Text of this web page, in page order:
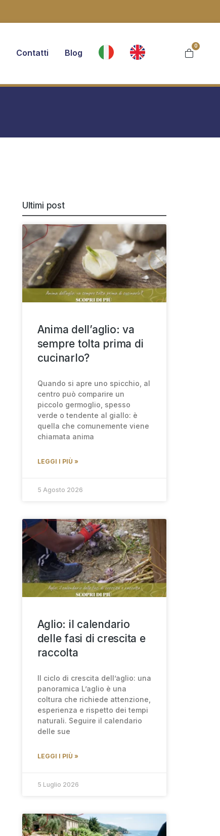
Contatti Blog
0
Ultimi post
Anima dell’aglio: va
sempre tolta prima di
cucinarlo?
Quando si apre uno spicchio, al
centro può comparire un
piccolo germoglio, spesso
verde o tendente al giallo: è
quella che comunemente viene
chiamata anima
LEGGI I PIÙ »
5 Agosto 2026
Aglio: il calendario
delle fasi di crescita e
raccolta
Il ciclo di crescita dell’aglio: una
panoramica L’aglio è una
coltura che richiede attenzione,
esperienza e rispetto dei tempi
naturali. Seguire il calendario
delle sue
LEGGI I PIÙ »
5 Luglio 2026